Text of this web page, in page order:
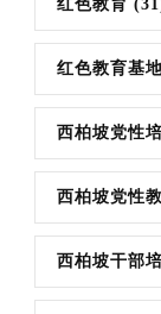
红色教育
红色教育基
西柏坡党性
西柏坡党性
西柏坡干部